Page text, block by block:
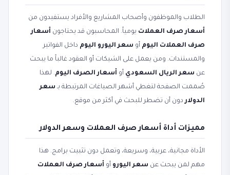
الطلاب والموظفون وأصحاب المشاريع والأفراد يستفيدون من
أسعار صرف العملات يومياً. المحاسبون قد يحتاجون أسعار
صرف العملات اليوم أو سعر اليورو اليوم داخل الفواتير
والمستندات. ومن يعمل على الشيكات أو العقود غالباً ما يبحث
عن سعر الريال السعودي أو أسعار الصرف اليوم. لهذا
صُممت الصفحة لتغطي أشهر الصياغات المرتبطة بـ سعر
الدولاردون أن تضطر للبحث في أكثر من موقع.
مميزات أداة أسعار صرف العملات وسعر الدولار
الأداة مجانية، عربية، وسريعة، وتعمل دون تثبيت برامج. هذا
مهم لمن يبحث عن سعر اليورو أو أسعار صرف العملات